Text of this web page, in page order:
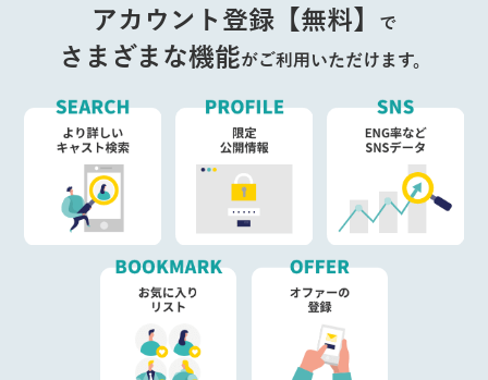
アカウント登録【無料】 で
さまざまな機能がご利用いただけます。